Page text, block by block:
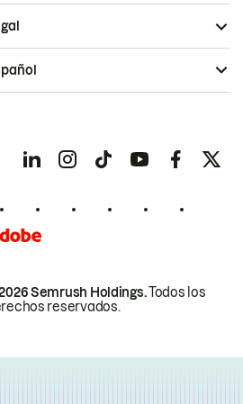
Semrush Holdings.Todos los
reservados.